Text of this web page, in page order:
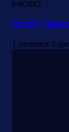
PROMO
Uz BH
1 sedmica 3